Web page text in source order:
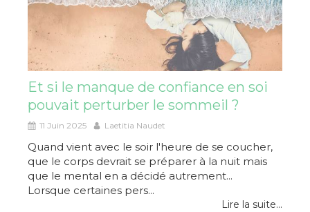
Et si le manque de confiance en soi
pouvait perturber le sommeil ?
11 Juin 2025 Laetitia Naudet
Quand vient avec le soir l'heure de se coucher,
que le corps devrait se préparer à la nuit mais
que le mental en a décidé autrement...
Lorsque certaines pers...
Lire la suite...